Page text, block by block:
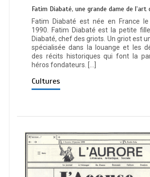
Fatim Diabaté, une grande dame de
Fatim Diabaté est née en France
1990. Fatim Diabaté est la petite
Diabaté, chef des griots. Un griot est
spécialisée dans la louange et les
des récits historiques qui font la
héros fondateurs. […]
Cultures